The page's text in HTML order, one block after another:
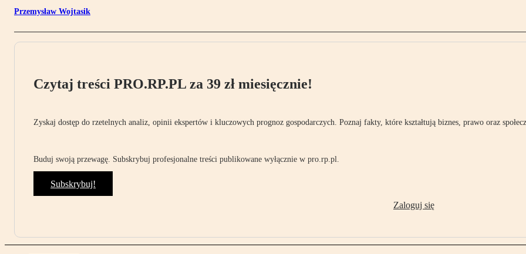
Przemysław Wojtasik
Czytaj treści PRO.RP.PL za 39 zł miesięcznie!
Zyskaj dostęp do rzetelnych analiz, opinii ekspertów i kluczowych prognoz gospodarczych. Poznaj fakty, które kształtują biznes, prawo oraz
Buduj swoją przewagę. Subskrybuj profesjonalne treści publikowane wyłącznie w pro.rp.pl.
Subskrybuj!
Zaloguj się